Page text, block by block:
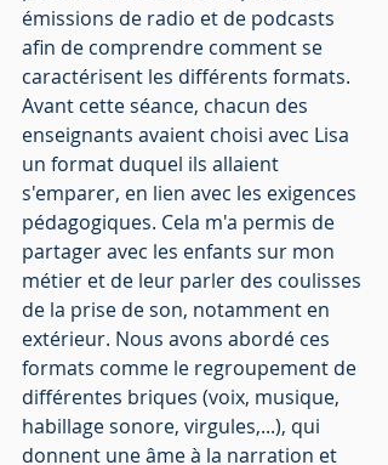
émissions de radio et de podcasts
afin de comprendre comment se
caractérisent les différents formats.
Avant cette séance, chacun des
enseignants avaient choisi avec Lisa
un format duquel ils allaient
s'emparer, en lien avec les exigences
pédagogiques. Cela m'a permis de
partager avec les enfants sur mon
métier et de leur parler des coulisses
de la prise de son, notamment en
extérieur. Nous avons abordé ces
formats comme le regroupement de
différentes briques (voix, musique,
habillage sonore, virgules,...), qui
donnent une âme à la narration et